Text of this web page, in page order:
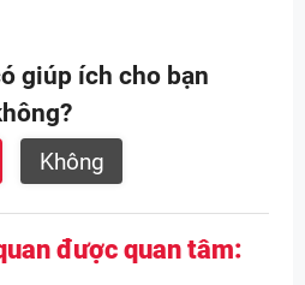
giúp ích cho bạn
Không
được quan tâm: